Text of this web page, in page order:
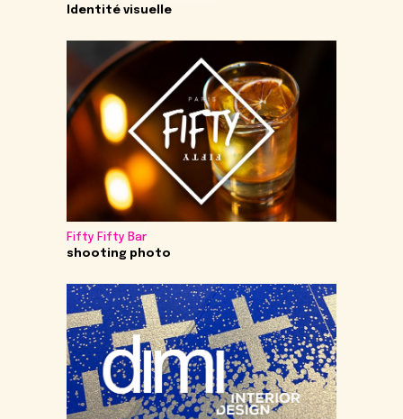
Identité visuelle
Fifty Fifty Bar
shooting photo